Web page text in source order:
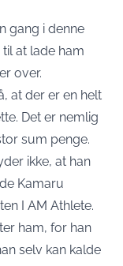
gang i denne
at lade ham
over.
at der er en helt
Det er nemlig
sum penge.
ikke, at han
Kamaru
I AM Athlete.
ham, for han
selv kan kalde